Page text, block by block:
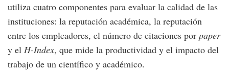
utiliza cuatro componentes para evaluar la calidad de las
instituciones: la reputación académica, la reputación
entre los empleadores, el número de citaciones por paper
y el H-Index, que mide la productividad y el impacto del
trabajo de un científico y académico.